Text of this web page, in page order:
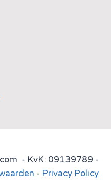
- KvK: 09139789 -
- Privacy Policy